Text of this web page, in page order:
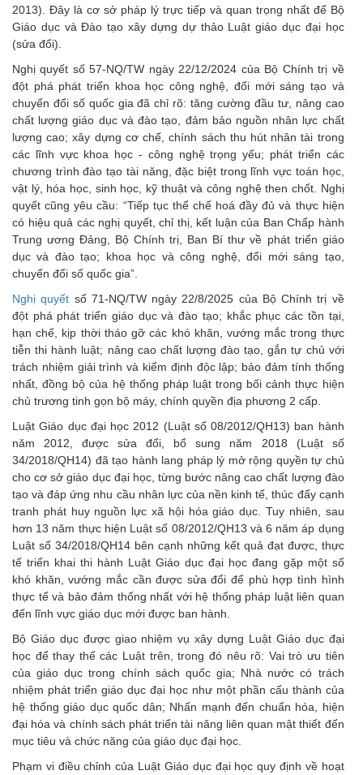
2013). Đây là cơ sở pháp lý trực tiếp và quan trọng nhất để Bộ
Giáo dục và Đào tạo xây dựng dự thảo Luật giáo dục đại học
(sửa đổi).
Nghị quyết số 57-NQ/TW ngày 22/12/2024 của Bộ Chính trị về
đột phá phát triển khoa học công nghệ, đổi mới sáng tạo và
chuyển đổi số quốc gia đã chỉ rõ: tăng cường đầu tư, nâng cao
chất lượng giáo dục và đào tạo, đảm bảo nguồn nhân lực chất
lượng cao; xây dựng cơ chế, chính sách thu hút nhân tài trong
các lĩnh vực khoa học - công nghệ trọng yếu; phát triển các
chương trình đào tạo tài năng, đặc biệt trong lĩnh vực toán học,
vật lý, hóa học, sinh học, kỹ thuật và công nghệ then chốt. Nghị
quyết cũng yêu cầu: “Tiếp tục thể chế hoá đầy đủ và thực hiện
có hiệu quả các nghị quyết, chỉ thị, kết luận của Ban Chấp hành
Trung ương Đảng, Bộ Chính trị, Ban Bí thư về phát triển giáo
dục và đào tạo; khoa học và công nghệ, đổi mới sáng tạo,
chuyển đổi số quốc gia”.
Nghị quyết số 71-NQ/TW ngày 22/8/2025 của Bộ Chính trị về
đột phá phát triển giáo dục và đào tạo; khắc phục các tồn tại,
hạn chế, kịp thời tháo gỡ các khó khăn, vướng mắc trong thực
tiễn thi hành luật; nâng cao chất lượng đào tạo, gắn tự chủ với
trách nhiệm giải trình và kiểm định độc lập; bảo đảm tính thống
nhất, đồng bộ của hệ thống pháp luật trong bối cảnh thực hiện
chủ trương tinh gọn bộ máy, chính quyền địa phương 2 cấp.
Luật Giáo dục đại học 2012 (Luật số 08/2012/QH13) ban hành
năm 2012, được sửa đổi, bổ sung năm 2018 (Luật số
34/2018/QH14) đã tạo hành lang pháp lý mở rộng quyền tự chủ
cho cơ sở giáo dục đại học, từng bước nâng cao chất lượng đào
tạo và đáp ứng nhu cầu nhân lực của nền kinh tế, thúc đẩy cạnh
tranh phát huy nguồn lực xã hội hóa giáo dục. Tuy nhiên, sau
hơn 13 năm thực hiện Luật số 08/2012/QH13 và 6 năm áp dụng
Luật số 34/2018/QH14 bên cạnh những kết quả đạt được, thực
tế triển khai thi hành Luật Giáo dục đại học đang gặp một số
khó khăn, vướng mắc cần được sửa đổi để phù hợp tình hình
thực tế và bảo đảm thống nhất với hệ thống pháp luật liên quan
đến lĩnh vực giáo dục mới được ban hành.
Bộ Giáo dục được giao nhiệm vụ xây dựng Luật Giáo dục đại
học để thay thế các Luật trên, trong đó nêu rõ: Vai trò ưu tiên
của giáo dục trong chính sách quốc gia; Nhà nước có trách
nhiệm phát triển giáo dục đại học như một phần cấu thành của
hệ thống giáo dục quốc dân; Nhấn mạnh đến chuẩn hóa, hiện
đại hóa và chính sách phát triển tài năng liên quan mật thiết đến
mục tiêu và chức năng của giáo dục đại học.
Phạm vi điều chỉnh của Luật Giáo dục đại học quy định về hoạt